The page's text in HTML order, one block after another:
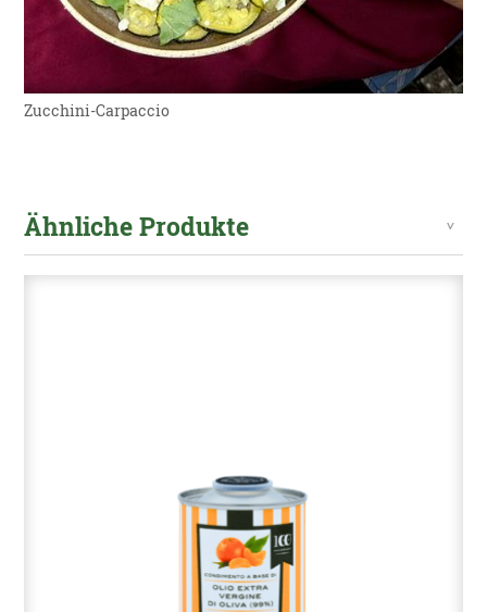
Zucchini-Carpaccio
Ähnliche Produkte